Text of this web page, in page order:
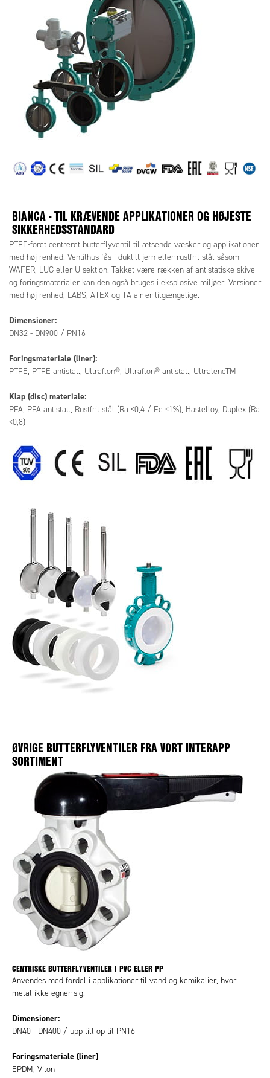
BIANCA - TIL KRÆVENDE APPLIKATIONER OG HØJESTE
SIKKERHEDSSTANDARD
PTFE-foret centreret butterflyventil til ætsende væsker og applikationer
med høj renhed. Ventilhus fås i duktilt jern eller rustfrit stål såsom
WAFER, LUG eller U-sektion. Takket være rækken af antistatiske skive-
og foringsmaterialer kan den også bruges i eksplosive miljøer. Versioner
med høj renhed, LABS, ATEX og TA air er tilgængelige.
Dimensioner:
DN32 - DN900 / PN16
Foringsmateriale (liner):
PTFE, PTFE antistat., Ultraflon®, Ultraflon® antistat., UltraleneTM
Klap (disc) materiale:
PFA, PFA antistat., Rustfrit stål (Ra <0,4 / Fe <1%), Hastelloy, Duplex (Ra
<0,8)
ØVRIGE BUTTERFLYVENTILER FRA VORT INTERAPP
SORTIMENT
CENTRISKE BUTTERFLYVENTILER I PVC ELLER PP
Anvendes med fordel i applikationer til vand og kemikalier, hvor
metal ikke egner sig.
Dimensioner:
DN40 - DN400 / upp till op til PN16
Foringsmateriale (liner)
EPDM, Viton